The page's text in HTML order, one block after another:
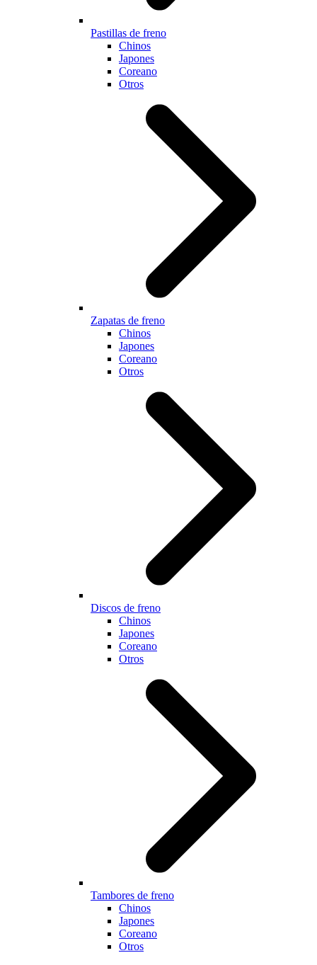
Pastillas de freno
Chinos
Japones
Coreano
Otros
Zapatas de freno
Chinos
Japones
Coreano
Otros
Discos de freno
Chinos
Japones
Coreano
Otros
Tambores de freno
Chinos
Japones
Coreano
Otros